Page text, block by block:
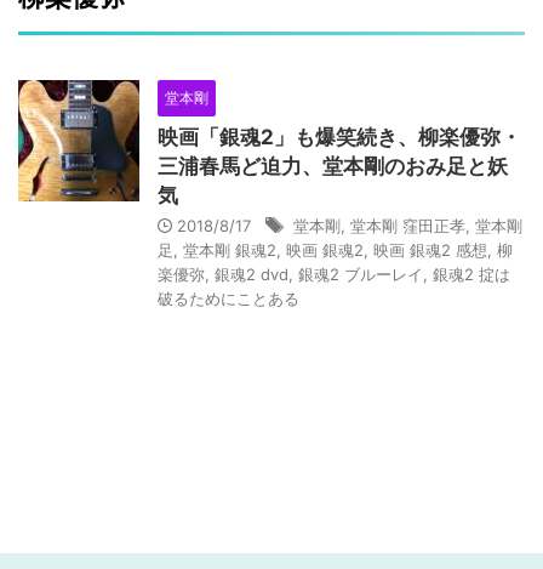
堂本剛
映画「銀魂2」も爆笑続き、柳楽優弥・
三浦春馬ど迫力、堂本剛のおみ足と妖
気
2018/8/17 堂本剛 堂本剛 窪田正孝 堂本剛
足
堂本剛 銀魂2 映画 銀魂2 映画 銀魂2 感想 柳
楽優弥 銀魂2 dvd 銀魂2 ブルーレイ
銀魂2 掟は
破るためにことある